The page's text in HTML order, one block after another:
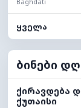
ყველა
ბინები
ქირავდება
ქუთაისი